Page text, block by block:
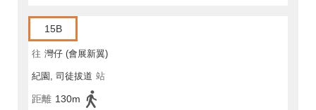
15B
往 灣仔 (會展新翼)
紀園, 司徒拔道 站
距離 130m